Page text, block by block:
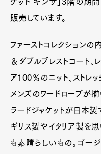
販売しています。
ファーストコレクションの
＆ダブルブレストコート、
ア100％のニット、ストレ
メンズのワードローブが揃
ラードジャケットが日本製
ギリス製やイタリア製を
も素晴らしいもの。ゴー